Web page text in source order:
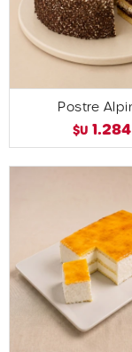
Postre
$U 1.284